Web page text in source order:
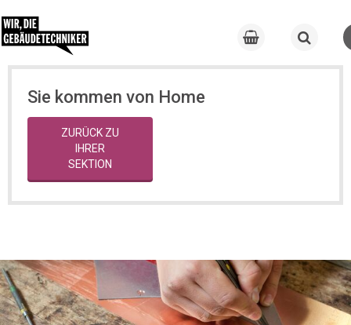
Sie kommen von Home
ZURÜCK ZU
IHRER
SEKTION